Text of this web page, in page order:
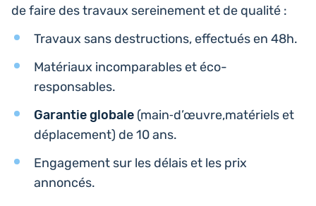
de faire des travaux serei­ne­ment et de qualité :
Travaux sans des­truc­tions, effec­tués en 48h.
Maté­riaux incom­pa­rables et éco-
responsables.
Garan­tie globale (main‑d’œuvre,matériels et
dépla­ce­ment) de 10 ans.
Enga­ge­ment sur les délais et les prix
annoncés.